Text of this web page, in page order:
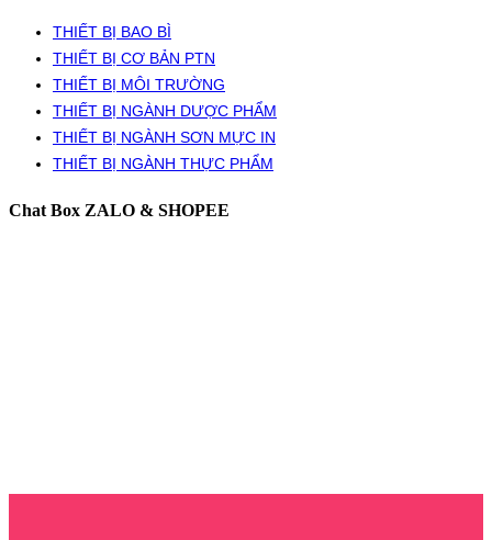
THIẾT BỊ BAO BÌ
THIẾT BỊ CƠ BẢN PTN
THIẾT BỊ MÔI TRƯỜNG
THIẾT BỊ NGÀNH DƯỢC PHẨM
THIẾT BỊ NGÀNH SƠN MỰC IN
THIẾT BỊ NGÀNH THỰC PHẨM
Chat Box ZALO & SHOPEE